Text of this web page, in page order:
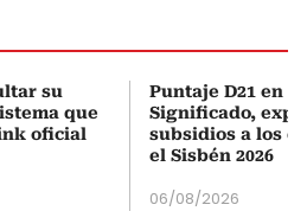
su
que
oficial
Puntaje D21 en
Significado,
subsidios a los
el Sisbén 2026
06/08/2026